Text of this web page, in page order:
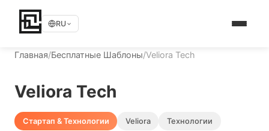
RU
Главная/Бесплатные Шаблоны/Veliora Tech
Veliora Tech
Стартап & Технологии Veliora Технологии